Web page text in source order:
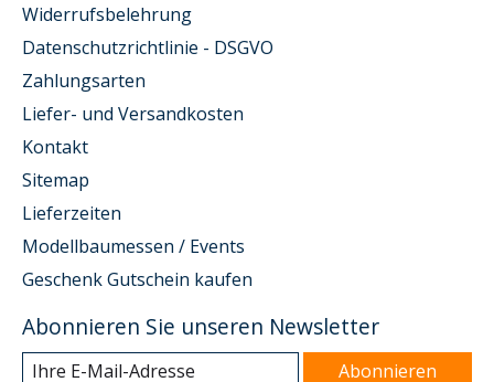
Widerrufsbelehrung
Datenschutzrichtlinie - DSGVO
Zahlungsarten
Liefer- und Versandkosten
Kontakt
Sitemap
Lieferzeiten
Modellbaumessen / Events
Geschenk Gutschein kaufen
Abonnieren Sie unseren Newsletter
Abonnieren